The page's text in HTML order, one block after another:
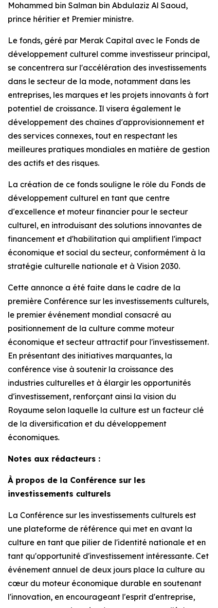
Mohammed bin Salman bin Abdulaziz Al Saoud,
prince héritier et Premier ministre.
Le fonds, géré par Merak Capital avec le Fonds de
développement culturel comme investisseur principal,
se concentrera sur l'accélération des investissements
dans le secteur de la mode, notamment dans les
entreprises, les marques et les projets innovants à fort
potentiel de croissance. Il visera également le
développement des chaînes d'approvisionnement et
des services connexes, tout en respectant les
meilleures pratiques mondiales en matière de gestion
des actifs et des risques.
La création de ce fonds souligne le rôle du Fonds de
développement culturel en tant que centre
d'excellence et moteur financier pour le secteur
culturel, en introduisant des solutions innovantes de
financement et d'habilitation qui amplifient l'impact
économique et social du secteur, conformément à la
stratégie culturelle nationale et à Vision 2030.
Cette annonce a été faite dans le cadre de la
première Conférence sur les investissements culturels,
le premier événement mondial consacré au
positionnement de la culture comme moteur
économique et secteur attractif pour l'investissement.
En présentant des initiatives marquantes, la
conférence vise à soutenir la croissance des
industries culturelles et à élargir les opportunités
d'investissement, renforçant ainsi la vision du
Royaume selon laquelle la culture est un facteur clé
de la diversification et du développement
économiques.
Notes aux rédacteurs :
À propos de la Conférence sur les
investissements culturels
La Conférence sur les investissements culturels est
une plateforme de référence qui met en avant la
culture en tant que pilier de l'identité nationale et en
tant qu'opportunité d'investissement intéressante. Cet
événement annuel de deux jours place la culture au
cœur du moteur économique durable en soutenant
l'innovation, en encourageant l'esprit d'entreprise,